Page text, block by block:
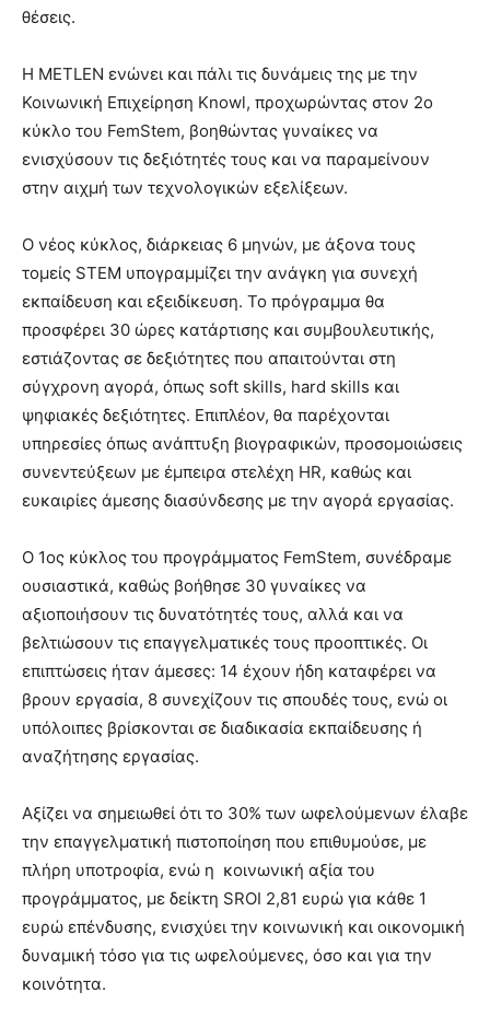
θέσεις.
Η METLEN ενώνει και πάλι τις δυνάμεις της με την
Κοινωνική Επιχείρηση Knowl, προχωρώντας στον 2ο
κύκλο του FemStem, βοηθώντας γυναίκες να
ενισχύσουν τις δεξιότητές τους και να παραμείνουν
στην αιχμή των τεχνολογικών εξελίξεων.
Ο νέος κύκλος, διάρκειας 6 μηνών, με άξονα τους
τομείς STEM υπογραμμίζει την ανάγκη για συνεχή
εκπαίδευση και εξειδίκευση. Το πρόγραμμα θα
προσφέρει 30 ώρες κατάρτισης και συμβουλευτικής,
εστιάζοντας σε δεξιότητες που απαιτούνται στη
σύγχρονη αγορά, όπως soft skills, hard skills και
ψηφιακές δεξιότητες. Επιπλέον, θα παρέχονται
υπηρεσίες όπως ανάπτυξη βιογραφικών, προσομοιώσεις
συνεντεύξεων με έμπειρα στελέχη HR, καθώς και
ευκαιρίες άμεσης διασύνδεσης με την αγορά εργασίας.
Ο 1ος κύκλος του προγράμματος FemStem, συνέδραμε
ουσιαστικά, καθώς βοήθησε 30 γυναίκες να
αξιοποιήσουν τις δυνατότητές τους, αλλά και να
βελτιώσουν τις επαγγελματικές τους προοπτικές. Οι
επιπτώσεις ήταν άμεσες: 14 έχουν ήδη καταφέρει να
βρουν εργασία, 8 συνεχίζουν τις σπουδές τους, ενώ οι
υπόλοιπες βρίσκονται σε διαδικασία εκπαίδευσης ή
αναζήτησης εργασίας.
Αξίζει να σημειωθεί ότι το 30% των ωφελούμενων έλαβε
την επαγγελματική πιστοποίηση που επιθυμούσε, με
πλήρη υποτροφία, ενώ η κοινωνική αξία του
προγράμματος, με δείκτη SROI 2,81 ευρώ για κάθε 1
ευρώ επένδυσης, ενισχύει την κοινωνική και οικονομική
δυναμική τόσο για τις ωφελούμενες, όσο και για την
κοινότητα.